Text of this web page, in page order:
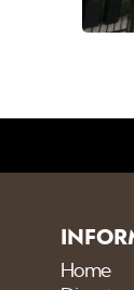
Home